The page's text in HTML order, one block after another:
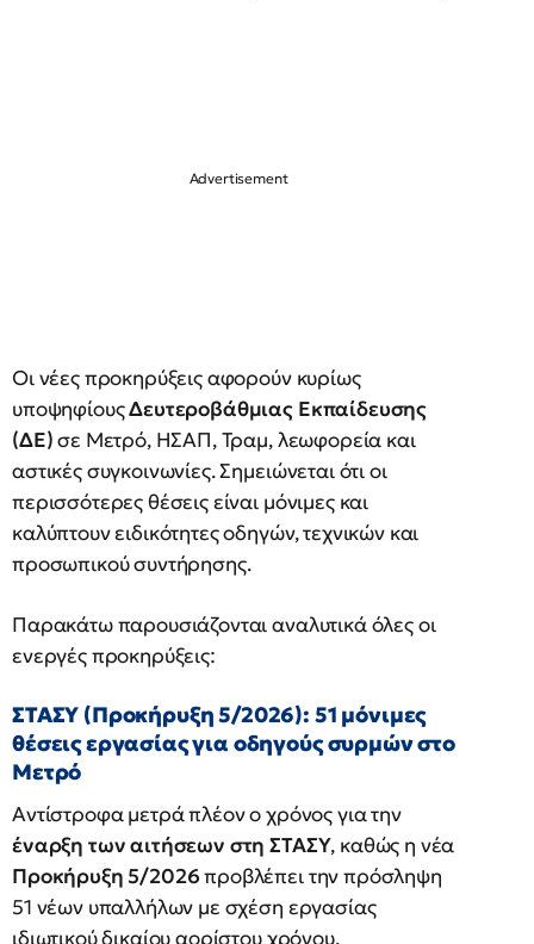
Οι νέες προκηρύξεις αφορούν κυρίως
υποψηφίουςΔευτεροβάθμιας Εκπαίδευσης
(ΔΕ)σε Μετρό, ΗΣΑΠ, Τραμ, λεωφορεία και
αστικές συγκοινωνίες. Σημειώνεται ότι οι
περισσότερες θέσεις είναι μόνιμες και
καλύπτουν ειδικότητες οδηγών, τεχνικών και
προσωπικού συντήρησης.
Παρακάτω παρουσιάζονται αναλυτικά όλες οι
ενεργές προκηρύξεις:
ΣΤΑΣΥ (Προκήρυξη 5/2026): 51 μόνιμες
θέσεις εργασίας για οδηγούς συρμών στο
Μετρό
Αντίστροφα μετρά πλέον ο χρόνος για την
έναρξη των αιτήσεων στη ΣΤΑΣΥ, καθώς η νέα
Προκήρυξη 5/2026προβλέπει την πρόσληψη
51 νέων υπαλλήλων με σχέση εργασίας
ιδιωτικού δικαίου αορίστου χρόνου.